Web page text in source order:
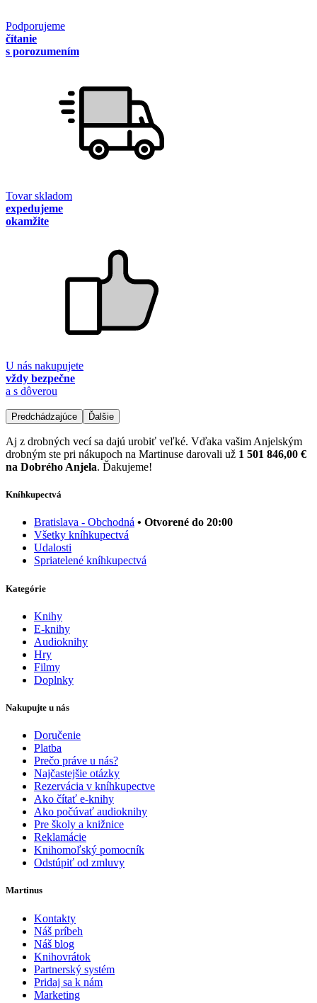
Podporujeme
čítanie
s porozumením
Tovar skladom
expedujeme
okamžite
U nás nakupujete
vždy bezpečne
a s dôverou
Predchádzajúce Ďalšie
Aj z drobných vecí sa dajú urobiť veľké. Vďaka vašim Anjelským
drobným ste pri nákupoch na Martinuse darovali už 1 501 846,00 €
na Dobrého Anjela. Ďakujeme!
Kníhkupectvá
Bratislava - Obchodná • Otvorené do 20:00
Všetky kníhkupectvá
Udalosti
Spriatelené kníhkupectvá
Kategórie
Knihy
E-knihy
Audioknihy
Hry
Filmy
Doplnky
Nakupujte u nás
Doručenie
Platba
Prečo práve u nás?
Najčastejšie otázky
Rezervácia v kníhkupectve
Ako čítať e-knihy
Ako počúvať audioknihy
Pre školy a knižnice
Reklamácie
Knihomoľský pomocník
Odstúpiť od zmluvy
Martinus
Kontakty
Náš príbeh
Náš blog
Knihovrátok
Partnerský systém
Pridaj sa k nám
Marketing